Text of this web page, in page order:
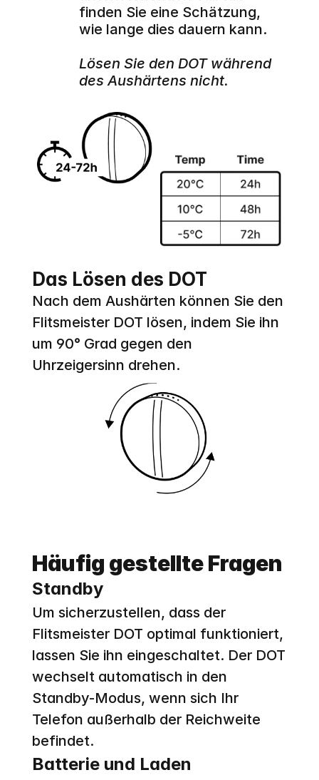
Lösen Sie den DOT während
des Aushärtens nicht.
finden Sie eine Schätzung,
wie lange dies dauern kann.
Das Lösen des DOT
Nach dem Aushärten können Sie den
Flitsmeister DOT lösen, indem Sie ihn
um 90° Grad gegen den
Uhrzeigersinn drehen.
Häufig gestellte Fragen
Standby
Um sicherzustellen, dass der
Flitsmeister DOT optimal funktioniert,
lassen Sie ihn eingeschaltet. Der DOT
wechselt automatisch in den
Standby-Modus, wenn sich Ihr
Telefon außerhalb der Reichweite
befindet.
Batterie und Laden